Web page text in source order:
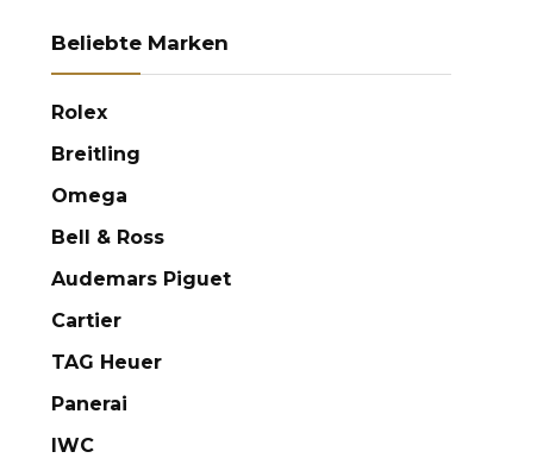
Beliebte Marken
Rolex
Breitling
Omega
Bell & Ross
Audemars Piguet
Cartier
TAG Heuer
Panerai
IWC